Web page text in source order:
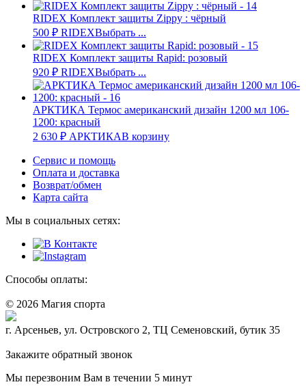
RIDEX Комплект защиты Zippy : чёрный
500 ₽ RIDEXВыбрать ...
RIDEX Комплект защиты Rapid: розовый
920 ₽ RIDEXВыбрать ...
АРКТИКА Термос американский дизайн 1200 мл 106-
1200: красный
2 630 ₽ АРКТИКАВ корзину
Сервис и помощь
Оплата и доставка
Возврат/обмен
Карта сайта
Мы в социальных сетях:
Способы оплаты:
© 2026 Магия спорта
г. Арсеньев, ул. Островского 2, ТЦ Семеновский, бутик 35
Закажите обратный звонок
Мы перезвоним Вам в течении 5 минут